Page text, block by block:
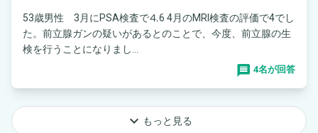
53歳男性 3月にPSA検査で⒋6 4月のMRI検査の評価で4でし
た。前立腺ガンの疑いがあるとのことで、今度、前立腺の生
検を行うことになりまし...
4名が回答
keyboard_arrow_down もっと見る